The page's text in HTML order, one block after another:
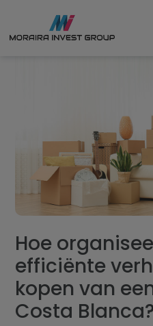
Nieuwbouw
Verkopen
Reviews
Blog
Hoe
efficiënte
kopen van
Costa Blanca?